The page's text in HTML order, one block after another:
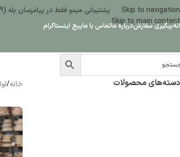
Skip to navigation
Skip to main content
پشتیبانی میمو فقط در پیامرسان بله (9الی17): 09386346324
پیگیری سفارشدرباره ماتماس با ماپیج اینستاگرام
دسته‌های محصولات خانه/